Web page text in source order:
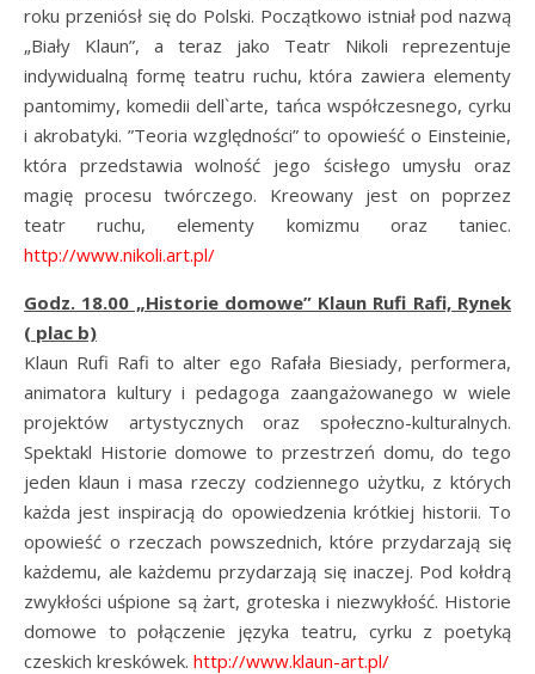
roku przeniósł się do Polski. Początkowo istniał pod nazwą
„Biały Klaun”, a teraz jako Teatr Nikoli reprezentuje
indywidualną formę teatru ruchu, która zawiera elementy
pantomimy, komedii dell`arte, tańca współczesnego, cyrku
i akrobatyki. ”Teoria względności” to opowieść o Einsteinie,
która przedstawia wolność jego ścisłego umysłu oraz
magię procesu twórczego. Kreowany jest on poprzez
teatr ruchu, elementy komizmu oraz taniec.
http://www.nikoli.art.pl/
Godz. 18.00 „Historie domowe” Klaun Rufi Rafi, Rynek
( plac b)
Klaun Rufi Rafi to alter ego Rafała Biesiady, performera,
animatora kultury i pedagoga zaangażowanego w wiele
projektów artystycznych oraz społeczno-kulturalnych.
Spektakl Historie domowe to przestrzeń domu, do tego
jeden klaun i masa rzeczy codziennego użytku, z których
każda jest inspiracją do opowiedzenia krótkiej historii. To
opowieść o rzeczach powszednich, które przydarzają się
każdemu, ale każdemu przydarzają się inaczej. Pod kołdrą
zwykłości uśpione są żart, groteska i niezwykłość. Historie
domowe to połączenie języka teatru, cyrku z poetyką
czeskich kreskówek. http://www.klaun-art.pl/